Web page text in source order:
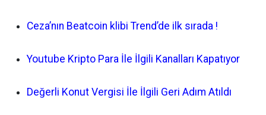
Ceza’nın Beatcoin klibi Trend’de ilk sırada !
Youtube Kripto Para İle İlgili Kanalları Kapatıyor
Değerli Konut Vergisi İle İlgili Geri Adım Atıldı